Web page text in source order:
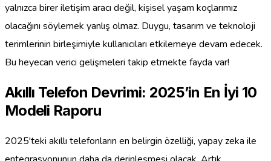
yalnızca birer iletişim aracı değil, kişisel yaşam koçlarımız
olacağını söylemek yanlış olmaz. Duygu, tasarım ve teknoloji
terimlerinin birleşimiyle kullanıcıları etkilemeye devam edecek.
Bu heyecan verici gelişmeleri takip etmekte fayda var!
Akıllı Telefon Devrimi: 2025’in En İyi 10
Modeli Raporu
2025'teki akıllı telefonların en belirgin özelliği, yapay zeka ile